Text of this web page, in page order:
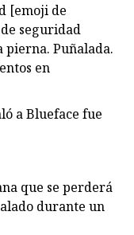
[emoji de
seguridad
pierna. Puñalada.
en
a Blueface fue
que se perderá
durante un